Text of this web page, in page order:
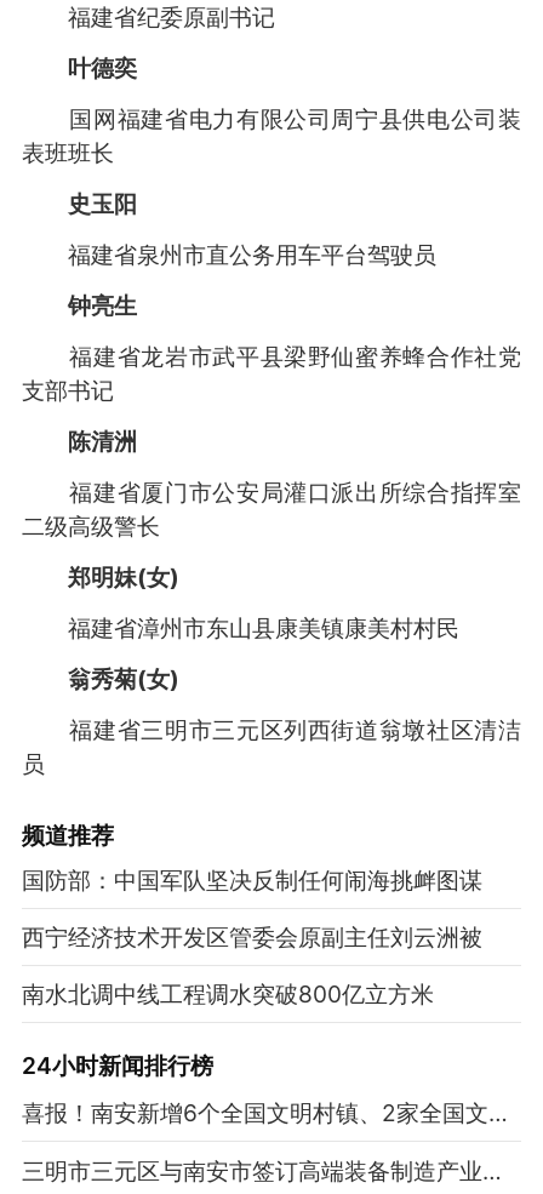
福建省纪委原副书记
叶德奕
国网福建省电力有限公司周宁县供电公司装
表班班长
史玉阳
福建省泉州市直公务用车平台驾驶员
钟亮生
福建省龙岩市武平县梁野仙蜜养蜂合作社党
支部书记
陈清洲
福建省厦门市公安局灌口派出所综合指挥室
二级高级警长
郑明妹(女)
福建省漳州市东山县康美镇康美村村民
翁秀菊(女)
福建省三明市三元区列西街道翁墩社区清洁
员
频道推荐
国防部：中国军队坚决反制任何闹海挑衅图谋
西宁经济技术开发区管委会原副主任刘云洲被
南水北调中线工程调水突破800亿立方米
24小时新闻排行榜
喜报！南安新增6个全国文明村镇、2家全国文明单位、1所全国文明校园
三明市三元区与南安市签订高端装备制造产业协同发展合作框架协议！